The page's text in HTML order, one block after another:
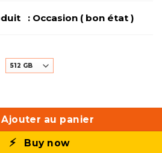
: Occasion ( bon état )
4 Blanche
Ajouter au panier
Buy now